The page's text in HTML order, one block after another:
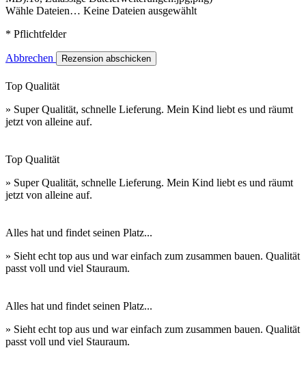
Wähle Dateien… Keine Dateien ausgewählt
* Pflichtfelder
Abbrechen Rezension abschicken
Top Qualität
» Super Qualität, schnelle Lieferung. Mein Kind liebt es und räumt
jetzt von alleine auf.
Top Qualität
» Super Qualität, schnelle Lieferung. Mein Kind liebt es und räumt
jetzt von alleine auf.
Alles hat und findet seinen Platz...
» Sieht echt top aus und war einfach zum zusammen bauen. Qualität
passt voll und viel Stauraum.
Alles hat und findet seinen Platz...
» Sieht echt top aus und war einfach zum zusammen bauen. Qualität
passt voll und viel Stauraum.